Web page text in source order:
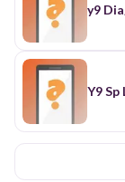
y9
Y9 Sp